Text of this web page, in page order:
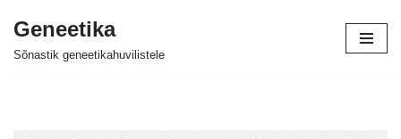
Skip
Geneetika
Sõnastik geneetikahuvilistele